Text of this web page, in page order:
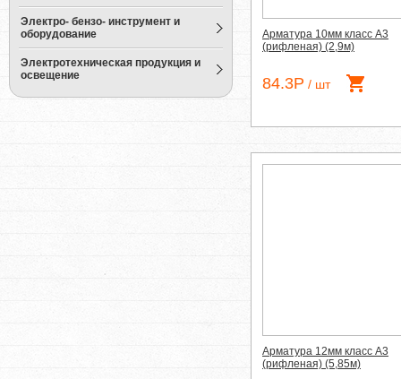
Арматура 10мм класс А3
(рифленая) (2,9м)
84.3Р / шт
Арматура 12мм класс А3
(рифленая) (5,85м)
Электро- бензо- инструмент и
оборудование
Электротехническая продукция и
освещение